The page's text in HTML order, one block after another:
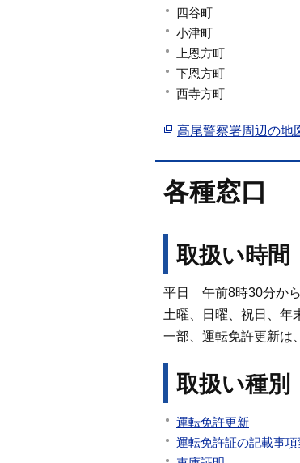
四谷町
小津町
上恩方町
下恩方町
西寺方町
高尾警察署周辺の地
各種窓口
取扱い時間
平日 午前8時30分か
土曜、日曜、祝日、年
一部、運転免許更新は
取扱い種別
運転免許更新
運転免許証の記載事項